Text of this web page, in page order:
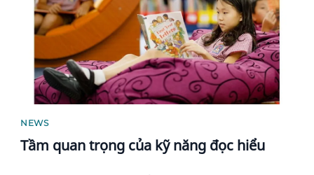
NEWS
Tầm quan trọng của kỹ năng đọc hiểu